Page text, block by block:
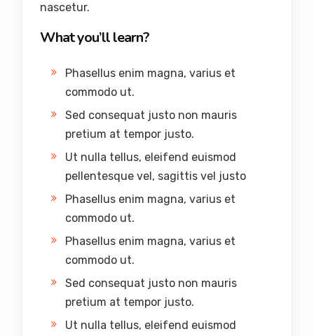
nascetur.
What you’ll learn?
Phasellus enim magna, varius et
commodo ut.
Sed consequat justo non mauris
pretium at tempor justo.
Ut nulla tellus, eleifend euismod
pellentesque vel, sagittis vel justo
Phasellus enim magna, varius et
commodo ut.
Phasellus enim magna, varius et
commodo ut.
Sed consequat justo non mauris
pretium at tempor justo.
Ut nulla tellus, eleifend euismod